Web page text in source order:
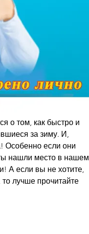
о том, как быстро и
за зиму. И,
Особенно если они
нашли место в нашем
А если вы не хотите,
лучше прочитайте